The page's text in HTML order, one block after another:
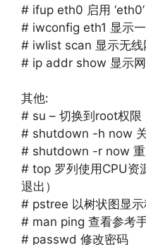
# ifup eth0 启用
# iwconfig eth1 显示
# iwlist scan 显示无线
# ip addr show 显示
其他:
# su – 切换到root权限
# shutdown -h now
# shutdown -r now
# top 罗列使用CPU资
退出）
# pstree 以树状图显示
# man ping 查看参考
# passwd 修改密码